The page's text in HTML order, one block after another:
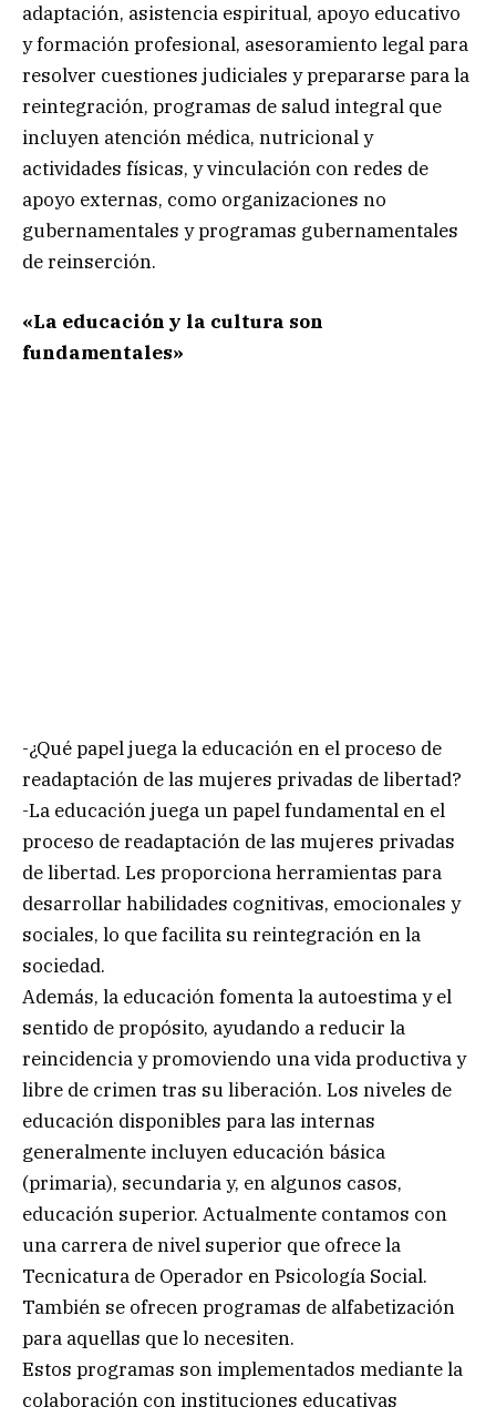
adaptación, asistencia espiritual, apoyo educativo
y formación profesional, asesoramiento legal para
resolver cuestiones judiciales y prepararse para la
reintegración, programas de salud integral que
incluyen atención médica, nutricional y
actividades físicas, y vinculación con redes de
apoyo externas, como organizaciones no
gubernamentales y programas gubernamentales
de reinserción.
«La educación y la cultura son
fundamentales»
-¿Qué papel juega la educación en el proceso de
readaptación de las mujeres privadas de libertad?
-La educación juega un papel fundamental en el
proceso de readaptación de las mujeres privadas
de libertad. Les proporciona herramientas para
desarrollar habilidades cognitivas, emocionales y
sociales, lo que facilita su reintegración en la
sociedad.
Además, la educación fomenta la autoestima y el
sentido de propósito, ayudando a reducir la
reincidencia y promoviendo una vida productiva y
libre de crimen tras su liberación. Los niveles de
educación disponibles para las internas
generalmente incluyen educación básica
(primaria), secundaria y, en algunos casos,
educación superior. Actualmente contamos con
una carrera de nivel superior que ofrece la
Tecnicatura de Operador en Psicología Social.
También se ofrecen programas de alfabetización
para aquellas que lo necesiten.
Estos programas son implementados mediante la
colaboración con instituciones educativas